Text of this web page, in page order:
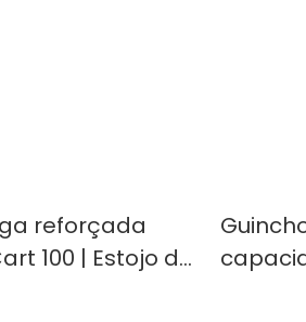
reforçada
100 | Estojo de